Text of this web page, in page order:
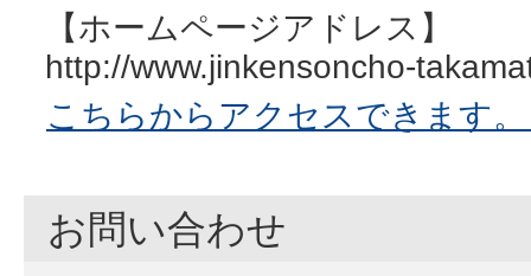
【ホームページアドレス】
http://www.jinkensoncho-
こちらからアクセスできます
お問い合わせ